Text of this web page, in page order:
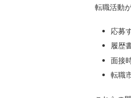
転職活動
応募
履歴
面接
転職